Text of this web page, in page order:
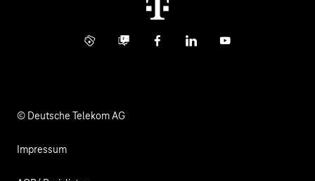
Info ServiceBusiness Community
FacebookLinkedInYouTube
© Deutsche Telekom AG
Impressum